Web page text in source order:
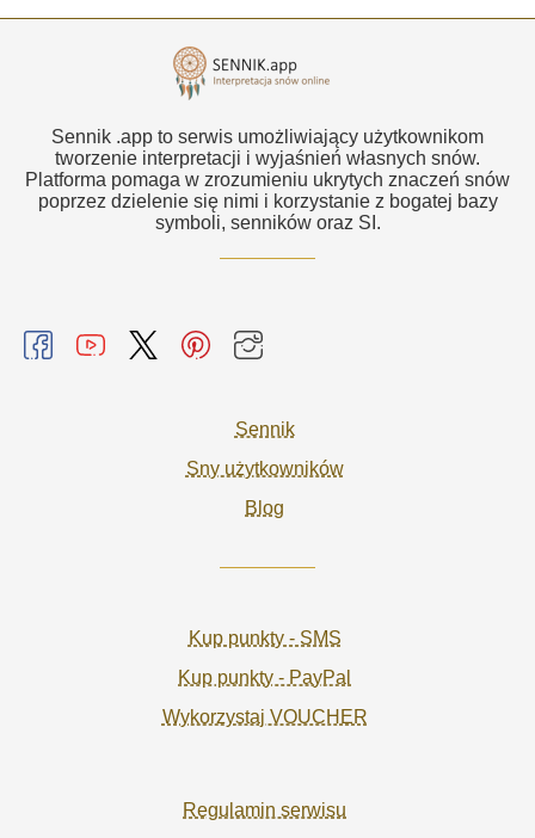
Sennik .app to serwis umożliwiający użytkownikom
tworzenie interpretacji i wyjaśnień własnych snów.
Platforma pomaga w zrozumieniu ukrytych znaczeń snów
poprzez dzielenie się nimi i korzystanie z bogatej bazy
symboli, senników oraz SI.
Sennik
Sny użytkowników
Blog
Kup punkty - SMS
Kup punkty - PayPal
Wykorzystaj VOUCHER
Regulamin serwisu